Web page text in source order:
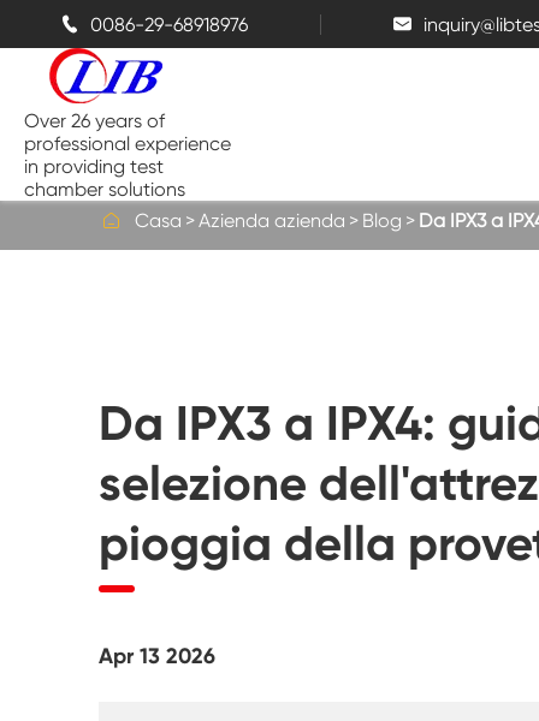
 0086-29-68918976 
Over 26 years of
professional experience
in providing test
chamber solutions
Camere termiche
Camere a spruzzo di sale
Tester di agenti atmosferici UV
Camera di prova della pioggia
 Casa Azienda azienda Blog Da IPX3 a
Da IPX3 a IPX4:
selezione
pioggia della
Apr 13 2026